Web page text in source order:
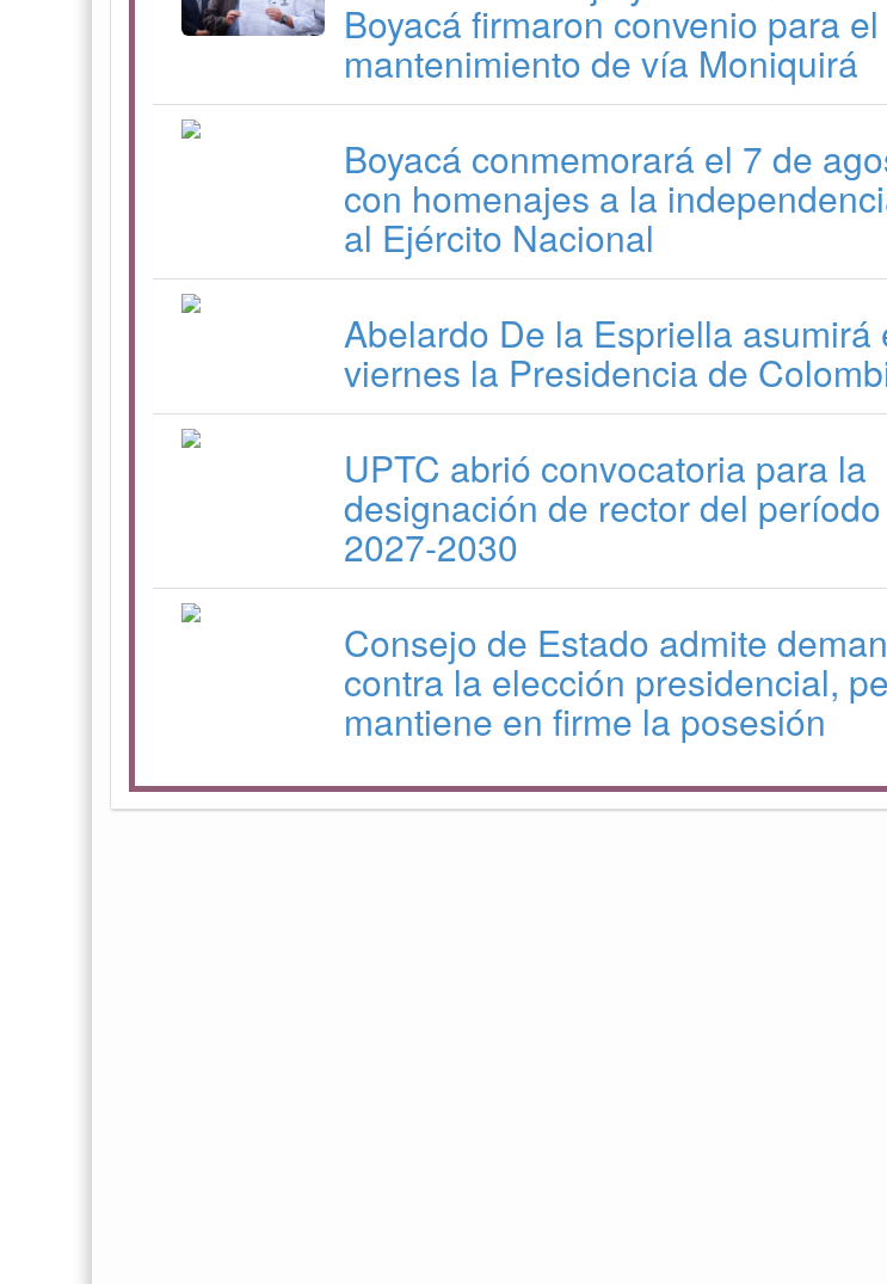
Boyacá firmaron convenio para el
mantenimiento de vía Moniquirá
Boyacá conmemorará el 7 de
con homenajes a la
al Ejército Nacional
Abelardo De la Espriella asumirá
viernes la Presidencia de
UPTC abrió convocatoria para la
designación de rector del período
2027-2030
Consejo de Estado admite
contra la elección presidencial,
mantiene en firme la posesión